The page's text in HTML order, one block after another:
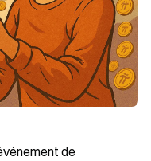
de